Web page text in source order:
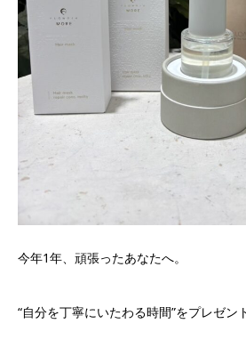
今年1年、頑張ったあなたへ。
“自分を丁寧にいたわる時間”をプレゼン